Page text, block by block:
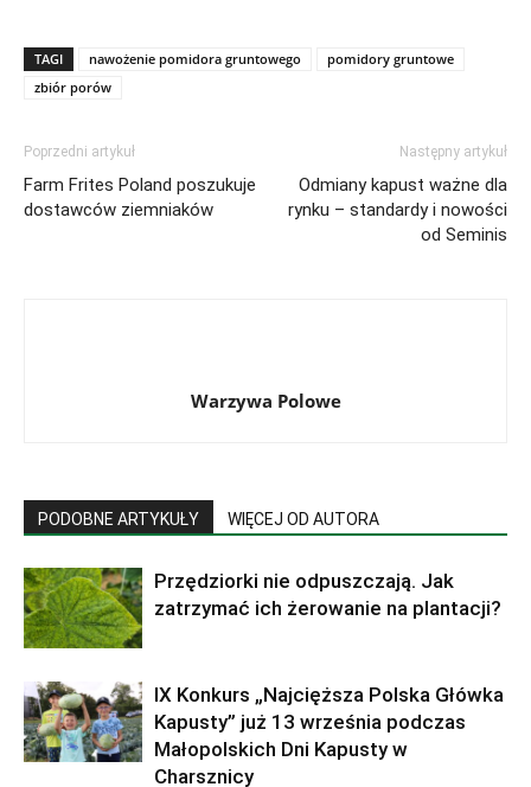
TAGI nawożenie pomidora gruntowego
pomidory gruntowe
zbiór porów
Poprzedni artykuł
Farm Frites Poland poszukuje
dostawców ziemniaków
Następny artykuł
Odmiany kapust ważne dla
rynku – standardy i nowości
od Seminis
Warzywa Polowe
PODOBNE ARTYKUŁY WIĘCEJ OD AUTORA
Przędziorki nie odpuszczają. Jak
zatrzymać ich żerowanie na plantacji?
IX Konkurs „Najcięższa Polska Główka
Kapusty” już 13 września podczas
Małopolskich Dni Kapusty w
Charsznicy